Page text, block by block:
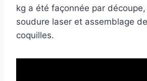
kg a été façonnée par
soudure laser et assemblage
coquilles.